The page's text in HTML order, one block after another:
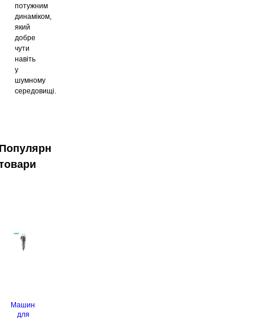
потужним
динаміком,
який
добре
чути
навіть
у
шумному
середовищі.
Машинка
для